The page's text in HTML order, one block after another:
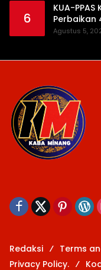
6
KUA-
Perbaikan
Prioritas
Agustus 5,
Redaksi Terms
Privacy Policy.